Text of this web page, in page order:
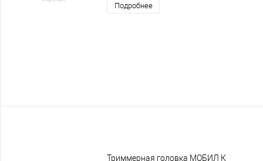
Подробнее
Триммерная головка МОБИЛ К